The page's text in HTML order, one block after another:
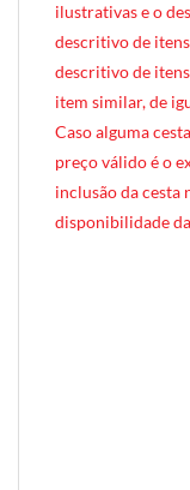
ilustrativas e o
descritivo de
descritivo de
item similar, de
Caso alguma
preço válido é o
inclusão da cesta
disponibilidade